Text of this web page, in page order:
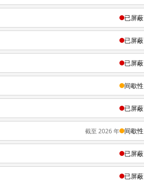
已屏蔽
已屏蔽
已屏蔽
间歇性
已屏蔽
截至 2026 年 间歇性
已屏蔽
已屏蔽